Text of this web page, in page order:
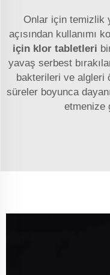
Onlar için temizlik
açısından kullanımı
için klor tabletleri
yavaş serbest
bakterileri ve algleri
süreler boyunca
etmenize